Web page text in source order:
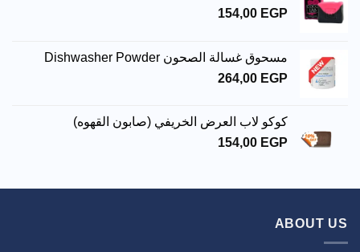
154,00 EGP
مسحوق غسالة الصحون Dishwasher Powder
264,00 EGP
كوكو لاب العرض الخريفي (صابون القهوه)
154,00 EGP
ABOUT US